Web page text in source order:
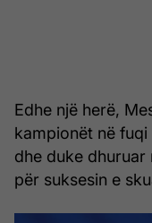
Edhe një herë,
kampionët në
dhe duke
për suksesin e